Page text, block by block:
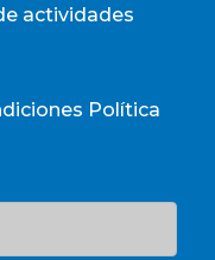
actividades
Política